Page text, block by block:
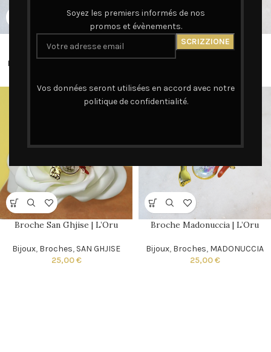
Soyez les premiers informés de nos
promos et évènements.
Vos données seront utilisées en accord avec notre
politique de confidentialité.
Bijoux
Épingle San Ghjise | L’Oru
Broche San Ghjise | L’Oru
Bijoux, Broches, SAN GHJISE
25,00€
Broche Madonuccia | L’Oru
Bijoux, Broches, MADONUCCIA
25,00€